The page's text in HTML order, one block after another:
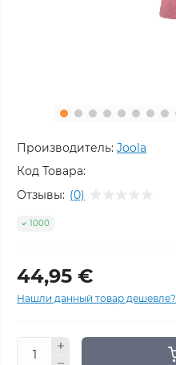
Производитель: Joola
Код Товара:
Отзывы: (0)
1000
44,95 €
Нашли данный товар дешевле?